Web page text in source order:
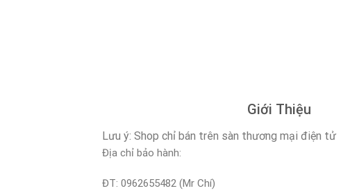
Giới Thiệu
Lưu ý: Shop chỉ bán trên sàn thương mại điện tử
Địa chỉ bảo hành:
ĐT: 0962655482 (Mr Chí)